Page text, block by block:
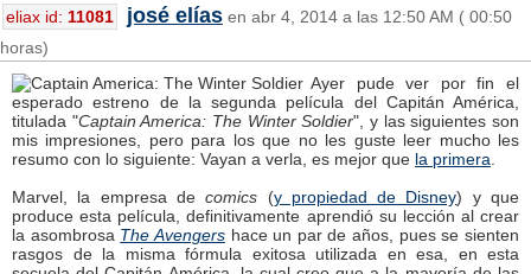
eliax id: 11081 josé elías en abr 4, 2014 a las 12:50 AM ( 00:50
horas)
Ayer pude ver por fin el
esperado estreno de la segunda película del Capitán América,
titulada "Captain America: The Winter Soldier", y las siguientes son
mis impresiones, pero para los que no les guste leer mucho les
resumo con lo siguiente: Vayan a verla, es mejor que la primera
Marvel, la empresa decomics (y propiedad de Disney) y que
produce esta película, definitivamente aprendió su lección al crear
la asombrosa The Avengershace un par de años, pues se sienten
rasgos de la misma fórmula exitosa utilizada en esa, en esta